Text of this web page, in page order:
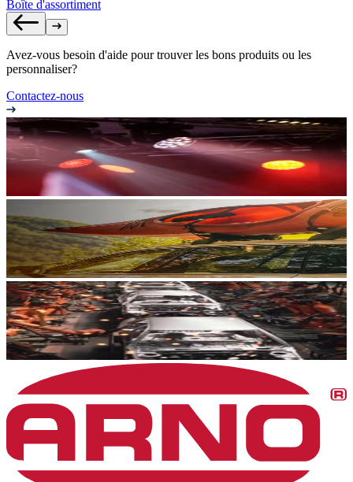
Boîte d'assortiment
Avez-vous besoin d'aide pour trouver les bons produits ou les
personnaliser?
Contactez-nous